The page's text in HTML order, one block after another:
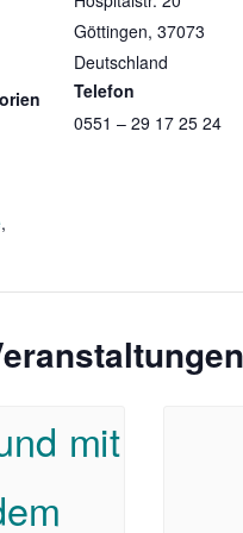
,
Göttingen, 37073
Deutschland
Telefon
0551 – 29 17 25 24